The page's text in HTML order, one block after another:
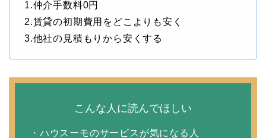
1.仲介手数料0円
2.賃貸の初期費用をどこよりも安く
3.他社の見積もりから安くする
こんな人に読んでほしい
・ハウスーモのサービスが気になる人